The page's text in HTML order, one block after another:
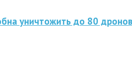
уничтожить до 80